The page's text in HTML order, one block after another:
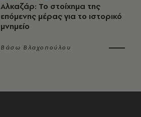
Αλκαζάρ: Το στοίχημα της
επόμενης μέρας για το ιστορικό
μνημείο
Βάσω Βλαχοπούλου